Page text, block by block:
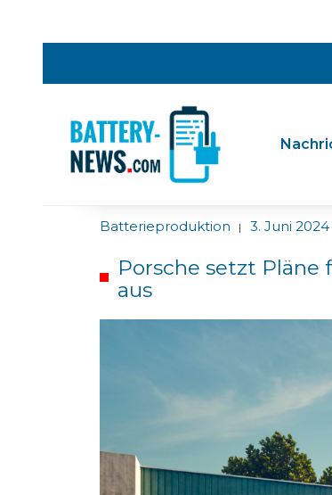
Batterieproduktion | 3. Juni 2024
Porsche setzt
aus